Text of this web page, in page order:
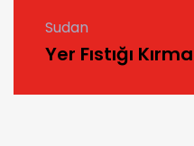
Sudan
Yer Fıstığı